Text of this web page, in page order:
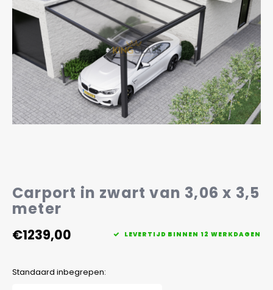
Montage
Betaalmethoden
Garantie
Veelgestelde vragen
Carport in zwart van 3,06 x 3,5
meter
€1239,00 LEVERTIJD BINNEN 12 WERKDAGEN
Standaard inbegrepen: